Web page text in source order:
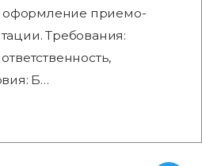
оформление приемо-
Требования:
Б…